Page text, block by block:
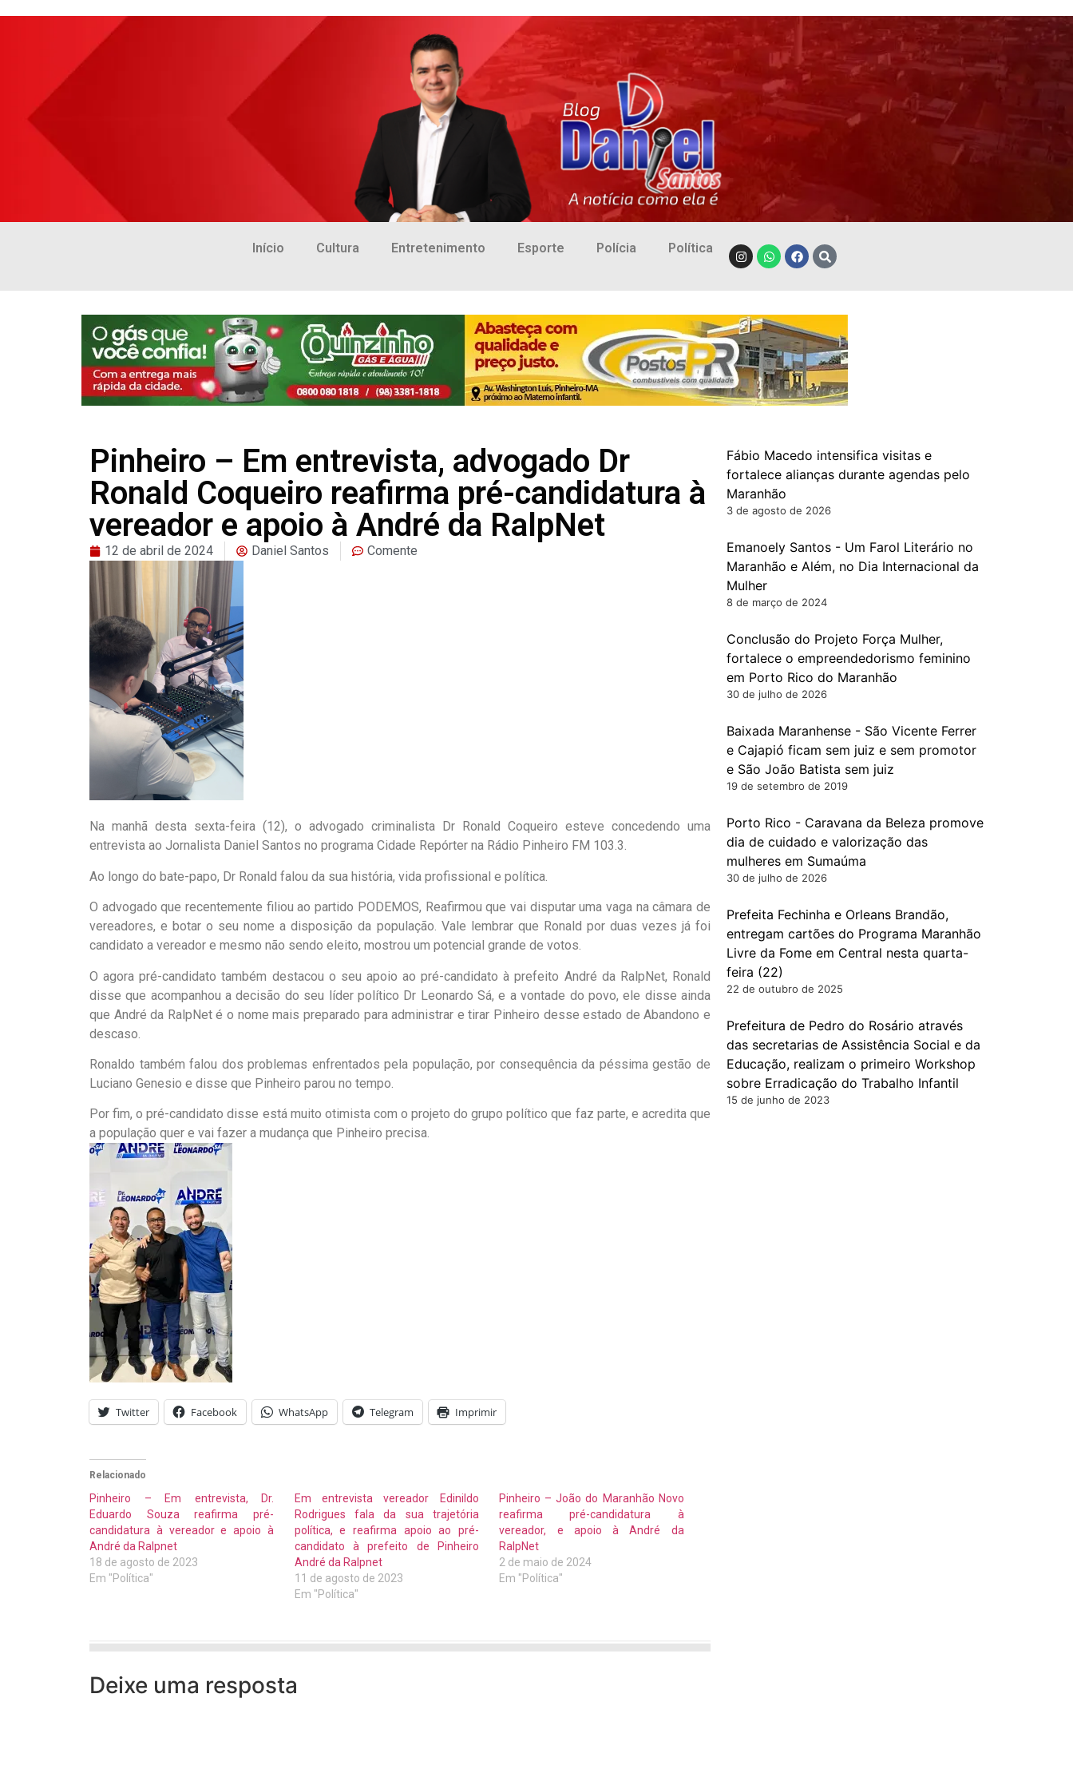
Início Cultura Entretenimento Esporte Polícia Política
Pinheiro – Em entrevista, advogado Dr
Ronald Coqueiro reafirma pré-candidatura à
vereador e apoio à André da RalpNet
12 de abril de 2024 Daniel Santos Comente
Na manhã desta sexta-feira (12), o advogado criminalista Dr Ronald Coqueiro esteve concedendo uma
entrevista ao Jornalista Daniel Santos no programa Cidade Repórter na Rádio Pinheiro FM 103.3.
Ao longo do bate-papo, Dr Ronald falou da sua história, vida profissional e política.
O advogado que recentemente filiou ao partido PODEMOS, Reafirmou que vai disputar uma vaga na câmara de
vereadores, e botar o seu nome a disposição da população. Vale lembrar que Ronald por duas vezes já foi
candidato a vereador e mesmo não sendo eleito, mostrou um potencial grande de votos.
O agora pré-candidato também destacou o seu apoio ao pré-candidato à prefeito André da RalpNet, Ronald
disse que acompanhou a decisão do seu líder político Dr Leonardo Sá, e a vontade do povo, ele disse ainda
que André da RalpNet é o nome mais preparado para administrar e tirar Pinheiro desse estado de Abandono e
descaso.
Ronaldo também falou dos problemas enfrentados pela população, por consequência da péssima gestão de
Luciano Genesio e disse que Pinheiro parou no tempo.
Por fim, o pré-candidato disse está muito otimista com o projeto do grupo político que faz parte, e acredita que
a população quer e vai fazer a mudança que Pinheiro precisa.
Twitter Facebook WhatsApp Telegram Imprimir
Relacionado
Pinheiro – Em entrevista, Dr.
Eduardo Souza reafirma pré-
candidatura à vereador e apoio à
André da Ralpnet
18 de agosto de 2023
Em "Política"
Em entrevista vereador Edinildo
Rodrigues fala da sua trajetória
política, e reafirma apoio ao pré-
candidato à prefeito de Pinheiro
André da Ralpnet
11 de agosto de 2023
Em "Política"
Pinheiro – João do Maranhão Novo
reafirma pré-candidatura à
vereador, e apoio à André da
RalpNet
2 de maio de 2024
Em "Política"
Deixe uma resposta
Fábio Macedo intensifica visitas e
fortalece alianças durante agendas pelo
Maranhão
3 de agosto de 2026
Emanoely Santos - Um Farol Literário no
Maranhão e Além, no Dia Internacional da
Mulher
8 de março de 2024
Conclusão do Projeto Força Mulher,
fortalece o empreendedorismo feminino
em Porto Rico do Maranhão
30 de julho de 2026
Baixada Maranhense - São Vicente Ferrer
e Cajapió ficam sem juiz e sem promotor
e São João Batista sem juiz
19 de setembro de 2019
Porto Rico - Caravana da Beleza promove
dia de cuidado e valorização das
mulheres em Sumaúma
30 de julho de 2026
Prefeita Fechinha e Orleans Brandão,
entregam cartões do Programa Maranhão
Livre da Fome em Central nesta quarta-
feira (22)
22 de outubro de 2025
Prefeitura de Pedro do Rosário através
das secretarias de Assistência Social e da
Educação, realizam o primeiro Workshop
sobre Erradicação do Trabalho Infantil
15 de junho de 2023